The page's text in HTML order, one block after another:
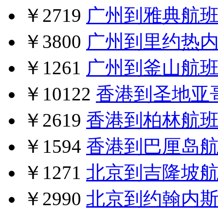
￥2719 广州到雅典航
￥3800 广州到里约热
￥1261 广州到釜山航
￥10122 香港到圣地亚
￥2619 香港到柏林航
￥1594 香港到巴厘岛
￥1271 北京到吉隆坡
￥2990 北京到约翰内